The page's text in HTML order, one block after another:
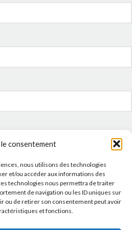
consentement
nous utilisons des technologies
et/ou accéder aux informations des
technologies nous permettra de traiter
de navigation ou les ID uniques sur
ou de retirer son consentement peut avoir
et fonctions.